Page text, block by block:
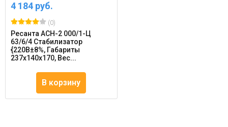
4 184 руб.
(0)
Ресанта АСН-2 000/1-Ц
63/6/4 Стабилизатор
{220В±8%, Габариты
237х140х170, Вес...
В корзину